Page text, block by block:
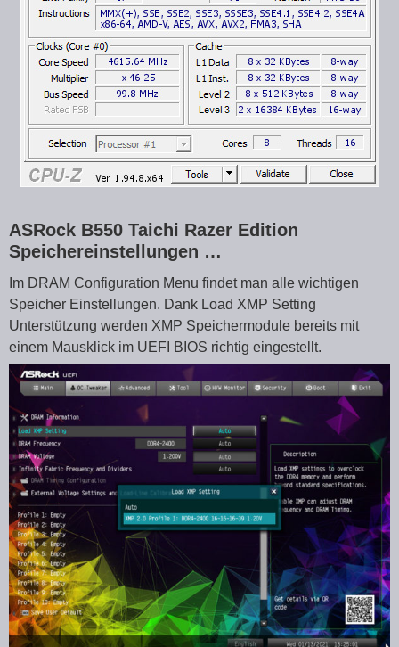
ASRock B550 Taichi Razer Edition
Speichereinstellungen …
Im DRAM Configuration Menu findet man alle wichtigen
Speicher Einstellungen. Dank Load XMP Setting
Unterstützung werden XMP Speichermodule bereits mit
einem Mausklick im UEFI BIOS richtig eingestellt.